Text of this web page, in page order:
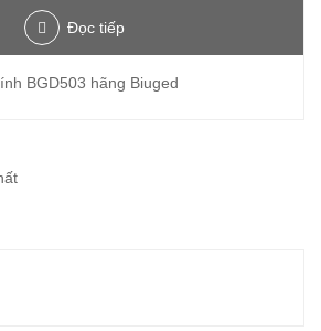
Đọc tiếp
BGD503 hãng Biuged